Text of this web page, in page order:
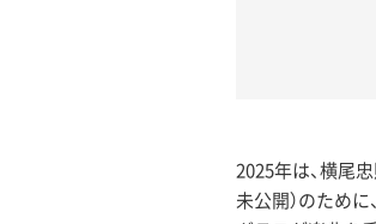
2025年は、横尾
未公開）のため